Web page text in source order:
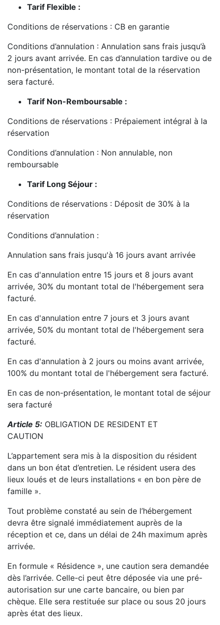
Tarif Flexible :
Conditions de réservations : CB en garantie
Conditions d’annulation : Annulation sans frais jusqu’à
2 jours avant arrivée. En cas d’annulation tardive ou de
non-présentation, le montant total de la réservation
sera facturé.
Tarif Non-Remboursable :
Conditions de réservations : Prépaiement intégral à la
réservation
Conditions d’annulation : Non annulable, non
remboursable
Tarif Long Séjour :
Conditions de réservations : Déposit de 30% à la
réservation
Conditions d’annulation :
Annulation sans frais jusqu'à 16 jours avant arrivée
En cas d'annulation entre 15 jours et 8 jours avant
arrivée, 30% du montant total de l'hébergement sera
facturé.
En cas d'annulation entre 7 jours et 3 jours avant
arrivée, 50% du montant total de l'hébergement sera
facturé.
En cas d'annulation à 2 jours ou moins avant arrivée,
100% du montant total de l'hébergement sera facturé.
En cas de non-présentation, le montant total de séjour
sera facturé
Article 5: OBLIGATION DE RESIDENT ET
CAUTION
L’appartement sera mis à la disposition du résident
dans un bon état d’entretien. Le résident usera des
lieux loués et de leurs installations « en bon père de
famille ».
Tout problème constaté au sein de l’hébergement
devra être signalé immédiatement auprès de la
réception et ce, dans un délai de 24h maximum après
arrivée.
En formule « Résidence », une caution sera demandée
dès l’arrivée. Celle-ci peut être déposée via une pré-
autorisation sur une carte bancaire, ou bien par
chèque. Elle sera restituée sur place ou sous 20 jours
après état des lieux.